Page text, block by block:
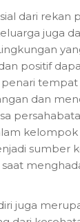
dari rekan
juga
positif
dan
kelompok
sumber
juga